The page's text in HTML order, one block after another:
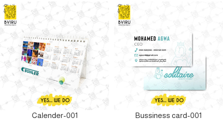
Bussiness card-001
Calender-001